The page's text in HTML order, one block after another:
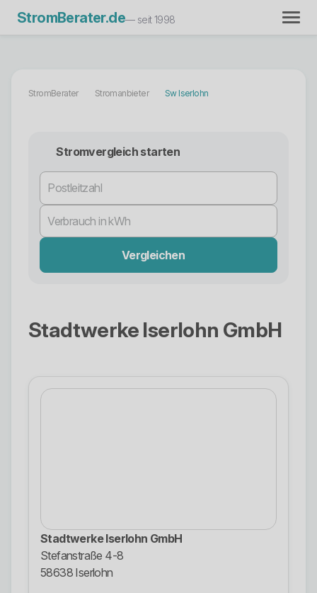
StromBerater.de— seit 1998
StromBerater Stromanbieter Sw Iserlohn
Stromvergleich starten
Vergleichen
Stadtwerke Iserlohn GmbH
Stadtwerke Iserlohn GmbH
Stefanstraße 4-8
58638 Iserlohn